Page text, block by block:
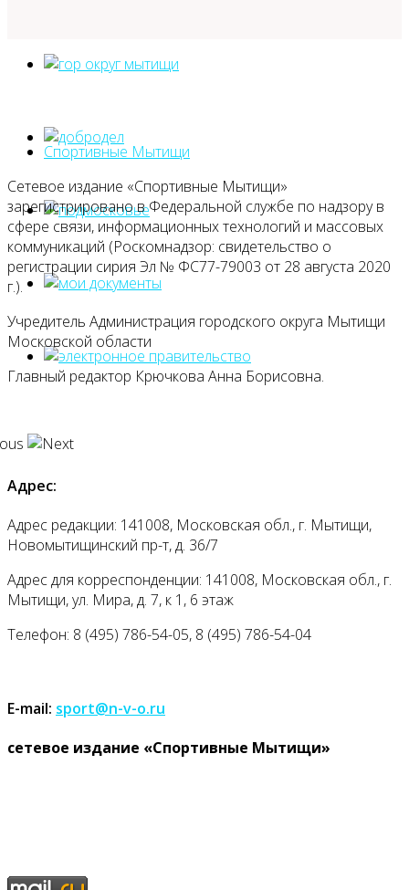
Спортивные Мытищи
Сетевое издание «Спортивные Мытищи»
зарегистрировано в Федеральной службе по надзору в
сфере связи, информационных технологий и массовых
коммуникаций (Роскомнадзор: свидетельство о
регистрации сирия Эл № ФС77-79003 от 28 августа 2020
г.).
Учредитель Администрация городского округа Мытищи
Московской области
Главный редактор Крючкова Анна Борисовна.
Адрес:
Адрес редакции: 141008, Московская обл., г. Мытищи,
Новомытищинский пр-т, д. 36/7
Адрес для корреспонденции: 141008, Московская обл., г.
Мытищи, ул. Мира, д. 7, к 1, 6 этаж
Телефон: 8 (495) 786-54-05, 8 (495) 786-54-04
E-mail: sport@n-v-o.ru
cетевое издание «Спортивные Мытищи»